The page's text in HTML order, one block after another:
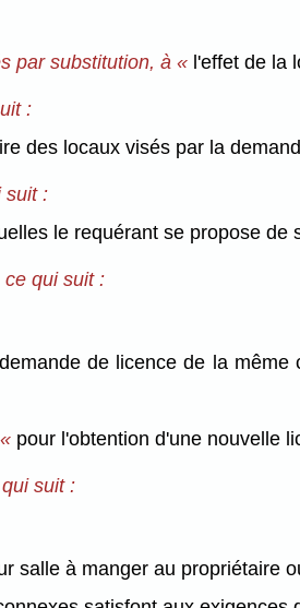
par substitution, à «l'effet de la
:
des locaux visés par la
suit :
le requérant se propose
qui suit :
de licence de la
pour l'obtention d'une nouvelle
suit :
salle à manger au propriétaire